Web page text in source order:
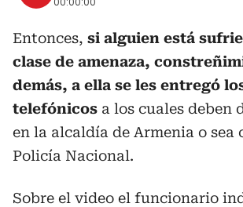
Entonces, si alguien está
clase de amenaza,
demás, a ella se les entregó
telefónicos a los cuales deben
en la alcaldía de Armenia o sea
Policía Nacional.
Sobre el video el funcionario